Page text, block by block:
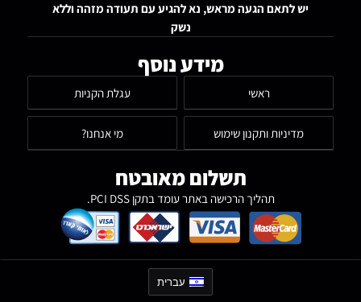
יש לתאם הגעה מראש, נא להגיע עם תעודה מזהה וללא
נשק
מידע נוסף
ראשי עגלת הקניות
מדיניות ותקנון שימוש מי אנחנו?
תשלום מאובטח
תהליך הרכישה באתר עומד בתקן PCI DSS.
עברית